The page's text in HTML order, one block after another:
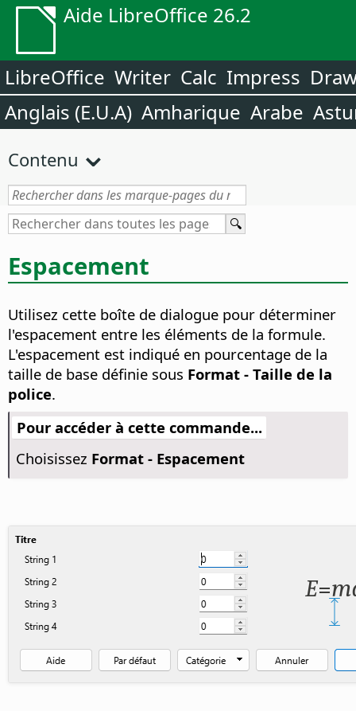
Aide LibreOffice 26.2
LibreOffice Writer Calc Impress
Anglais (E.U.A) Amharique Arabe
Contenu
Espacement
Utilisez cette boîte de dialogue pour déterminer
l'espacement entre les éléments de la formule.
L'espacement est indiqué en pourcentage de la
taille de base définie sous Format - Taille de la
police.
Pour accéder à cette commande...
Choisissez Format - Espacement